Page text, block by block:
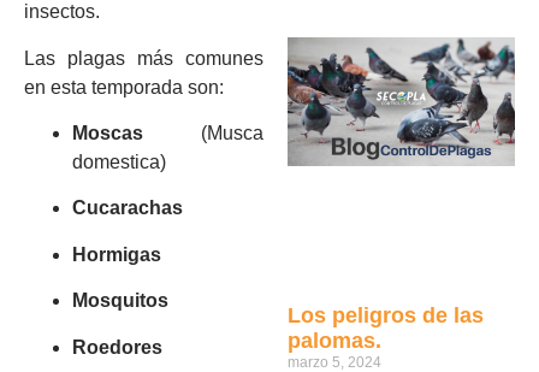
insectos.
Las plagas más comunes
en esta temporada son:
Moscas (Musca
domestica)
Cucarachas
Hormigas
Mosquitos
Roedores
Los peligros de las
palomas.
marzo 5, 2024